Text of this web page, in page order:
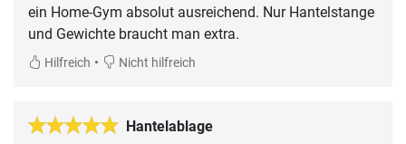
ein Home-Gym absolut ausreichend. Nur Hantelstange
und Gewichte braucht man extra.
Hilfreich • Nicht hilfreich
Hantelablage